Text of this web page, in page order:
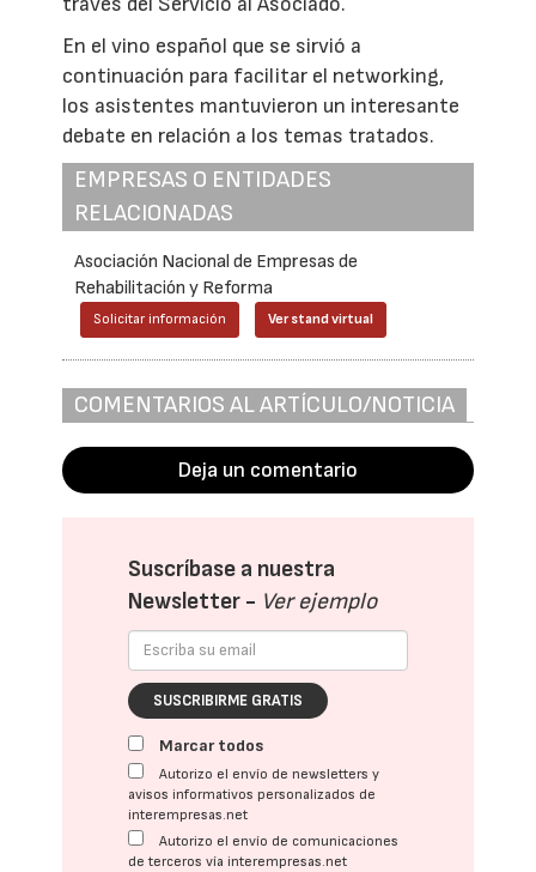
En el vino español que se sirvió a
continuación para facilitar el networking,
los asistentes mantuvieron un interesante
debate en relación a los temas tratados.
EMPRESAS O ENTIDADES
RELACIONADAS
Asociación Nacional de Empresas de
Rehabilitación y Reforma
Solicitar información Ver stand virtual
COMENTARIOS AL ARTÍCULO/NOTICIA
Deja un comentario
Suscríbase a nuestra
Newsletter - Ver ejemplo
SUSCRIBIRME GRATIS
Marcar todos
Autorizo el envío de newsletters y
avisos informativos personalizados de
interempresas.net
Autorizo el envío de comunicaciones
de terceros vía interempresas.net